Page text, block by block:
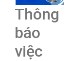
Thông
báo
việc